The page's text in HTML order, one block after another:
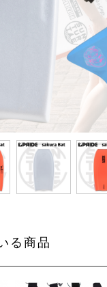
る商品